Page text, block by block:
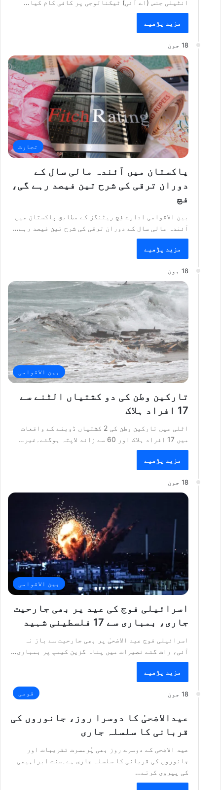
انٹیلی جنس (اے آئی) ٹیکنالوجی پر کافی کام کیا…
مزید پڑھیے
18 جون
تجارت
پاکستان میں آئندہ مالی سال کے
دوران ترقی کی شرح تین فیصد رہے گی،
فچ
بین الاقوامی ادارے فِچ ریٹنگز کے مطابق پاکستان میں
آئندہ مالی سال کے دوران ترقی کی شرح تین فیصد رہے…
مزید پڑھیے
18 جون
بین الاقوامی
تارکین وطن کی دو کشتیاں الٹنے سے
17 افراد ہلاک
اٹلی میں تارکین وطن کی 2 کشتیاں ڈوبنے کے واقعات
میں 17 افراد ہلاک اور 60 سے زائد لاپتہ ہوگئے۔غیر…
مزید پڑھیے
18 جون
بین الاقوامی
اسرائیلی فوج کی عید پر بھی جارحیت
جاری، بمباری سے 17 فلسطینی شہید
اسرائیلی فوج عید الاضحیٰ پر بھی جارحیت سے باز نہ
آئی، رات گئے نصیرات میں پناہ گزین کیمپ پر بمباری…
مزید پڑھیے
18 جون قومی
عیدالاضحیٰ کا دوسرا روز، جانوروں کی
قربانی کا سلسلہ جاری
عید الاضحی کے دوسرے روز بھی پُرمسرت تقریبات اور
جانوروں کی قربانی کا سلسلہ جاری ہے۔سنت ابراہیمی
کی پیروی کرتے…